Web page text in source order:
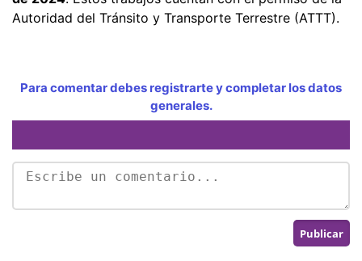
Autoridad del Tránsito y Transporte Terrestre (ATTT).
Para comentar debes registrarte y completar los datos
generales.